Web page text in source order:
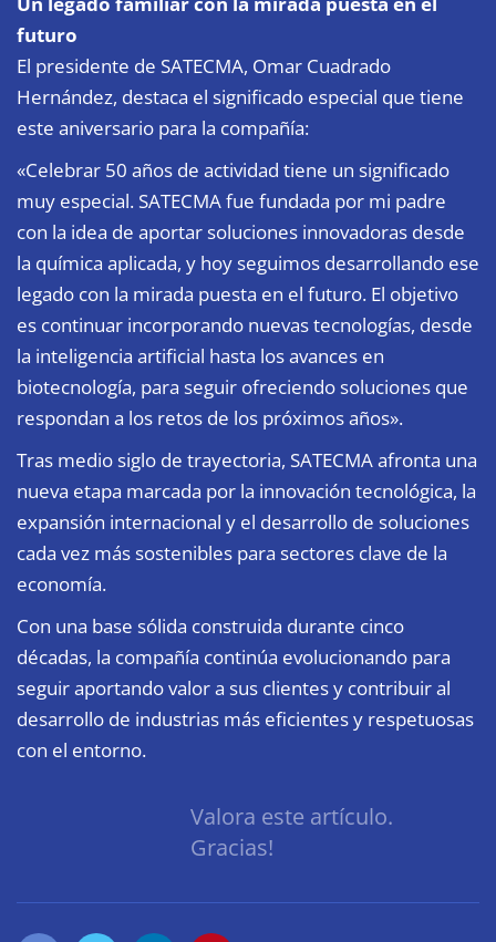
futuro
El presidente de SATECMA, Omar Cuadrado
Hernández, destaca el significado especial que tiene
este aniversario para la compañía:
«Celebrar 50 años de actividad tiene un significado
muy especial. SATECMA fue fundada por mi padre
con la idea de aportar soluciones innovadoras desde
la química aplicada, y hoy seguimos desarrollando ese
legado con la mirada puesta en el futuro. El objetivo
es continuar incorporando nuevas tecnologías, desde
la inteligencia artificial hasta los avances en
biotecnología, para seguir ofreciendo soluciones que
respondan a los retos de los próximos años».
Tras medio siglo de trayectoria, SATECMA afronta una
nueva etapa marcada por la innovación tecnológica, la
expansión internacional y el desarrollo de soluciones
cada vez más sostenibles para sectores clave de la
economía.
Con una base sólida construida durante cinco
décadas, la compañía continúa evolucionando para
seguir aportando valor a sus clientes y contribuir al
desarrollo de industrias más eficientes y respetuosas
con el entorno.
Valora este artículo.
Gracias!